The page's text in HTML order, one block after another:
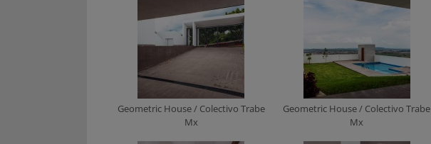
Geometric House / Colectivo Trabe
Mx
Geometric House / Colectivo Trabe
Mx